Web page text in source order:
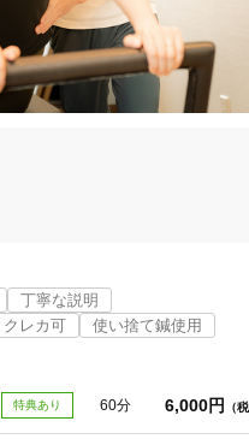
鍼灸
きます。
での運動リハビリは大切です。当
りでも多くの方がしなやかな強い
丁寧な説明
クレカ可
使い捨て鍼使用
特典あり 60分 6,000円 （